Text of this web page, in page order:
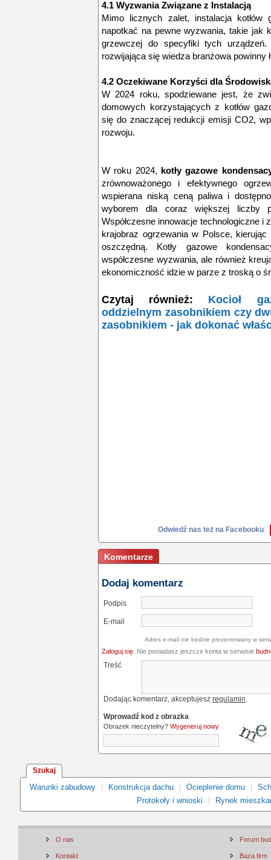
4.1 Wyzwania Związane z Instalacją
Mimo licznych zalet, instalacja kotłów
napotkać na pewne wyzwania, takie jak
grzewczej do specyfiki tych
rozwijająca się wiedza branżowa powinny
4.2 Oczekiwane Korzyści dla
W 2024 roku, spodziewane jest, że
domowych korzystających z kotłów
się do znaczącej redukcji emisji CO2,
rozwoju.
W roku 2024, kotły gazowe
zrównoważonego i efektywnego
wspierana niską ceną paliwa i
wyborem dla coraz większej liczby
Współczesne innowacje technologiczne i
krajobraz ogrzewania w Polsce,
oszczędną. Kotły gazowe
współczesne wyzwania, ale również
ekonomiczność idzie w parze z troską o
Czytaj również: Kocioł
oddzielnym zasobnikiem czy
zasobnikiem - jak dokonać
Odwiedź nas też na Facebooku
Komentarze
Dodaj komentarz
Podpis
E-mail
Adres e-mail nie bedzie prezentowany w
Zaloguj się . Nie posiadasz jeszcze konta w serwisie
Treść
Dodając komentarz, akceptujesz regulamin.
Wprowadź kod z obrazka
Obrazek nieczytelny? Wygeneruj nowy
Szukaj
Warunki zabudowy Konstrukcja dachu Ocieplenie domu
Protokoły i wnioski
Rynek
O nas
Kontakt
Forum
Baza firm